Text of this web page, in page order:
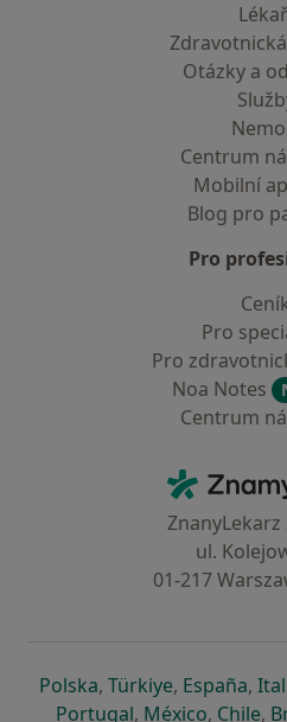
Otázky a
Centrum
Mobilní
Blog pro
Pro
Pro
Pro
Noa Notes
Centrum
ZnanyLekarz
ul.
01-217
Polskase otevře v nové
, Türkiyese otevře v
, Españase
,
Portugalse otevře v nové
, Méxicose
, Chilese
,